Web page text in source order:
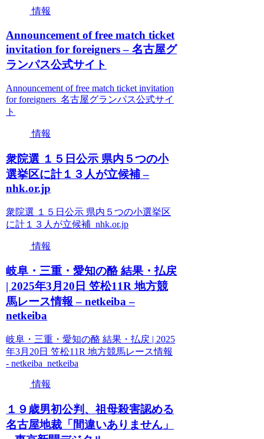
情報
Announcement of free match ticket
invitation for foreigners – 名古屋グ
ランパス公式サイト
Announcement of free match ticket invitation
for foreigners 名古屋グランパス公式サイ
ト
情報
衆院選 １５日公示 県内５つの小
選挙区に計１３人が立候補 –
nhk.or.jp
衆院選 １５日公示 県内５つの小選挙区
に計１３人が立候補 nhk.or.jp
情報
岐阜・三重・愛知の酪 結果・払戻
| 2025年3月20日 笠松11R 地方競
馬レース情報 – netkeiba –
netkeiba
岐阜・三重・愛知の酪 結果・払戻 | 2025
年3月20日 笠松11R 地方競馬レース情報
- netkeiba netkeiba
情報
１９歳男初公判、祖母殺害認める
名古屋地裁「間違いありません」